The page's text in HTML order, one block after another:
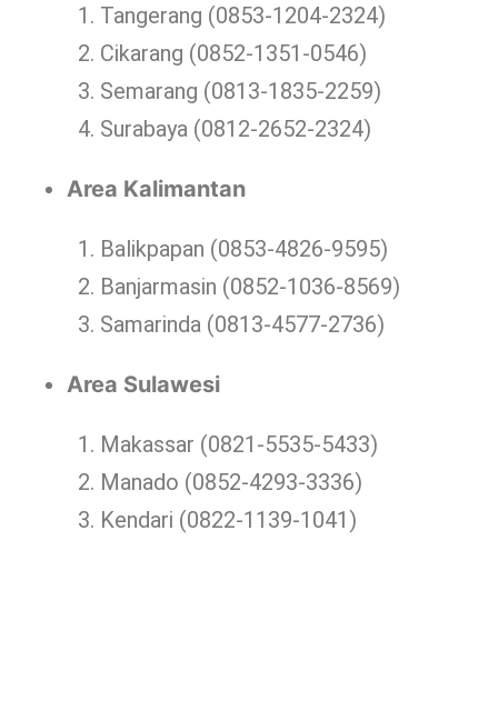
Tangerang (0853-1204-2324)
Cikarang (0852-1351-0546)
Semarang (0813-1835-2259)
Surabaya (0812-2652-2324)
Area Kalimantan
Balikpapan (0853-4826-9595)
Banjarmasin (0852-1036-8569)
Samarinda (0813-4577-2736)
Area Sulawesi
Makassar (0821-5535-5433)
Manado (0852-4293-3336)
Kendari (0822-1139-1041)